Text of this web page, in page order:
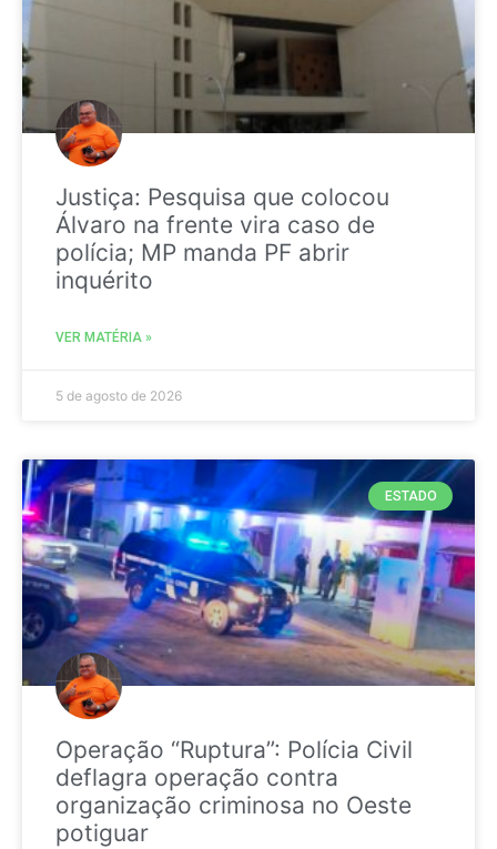
Justiça: Pesquisa que colocou
Álvaro na frente vira caso de
polícia; MP manda PF abrir
inquérito
VER MATÉRIA »
5 de agosto de 2026
ESTADO
Operação “Ruptura”: Polícia Civil
deflagra operação contra
organização criminosa no Oeste
potiguar